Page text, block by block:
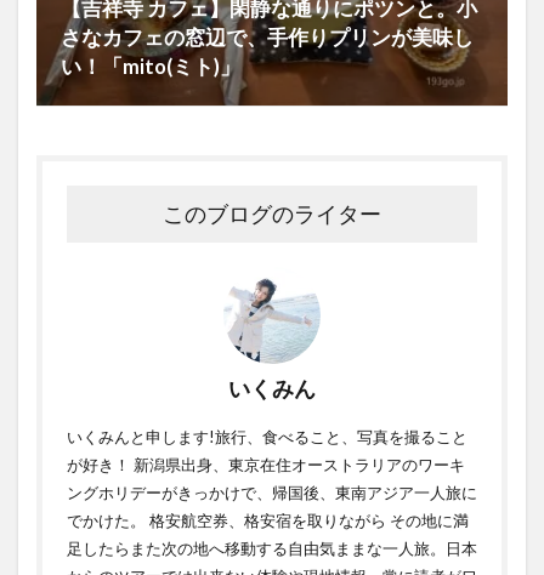
【吉祥寺 カフェ】閑静な通りにポツンと。小
さなカフェの窓辺で、手作りプリンが美味し
い！「mito(ミト)」
このブログのライター
いくみん
いくみんと申します!旅行、食べること、写真を撮ること
が好き！ 新潟県出身、東京在住オーストラリアのワーキ
ングホリデーがきっかけで、帰国後、東南アジア一人旅に
でかけた。 格安航空券、格安宿を取りながら その地に満
足したらまた次の地へ移動する自由気ままな一人旅。日本